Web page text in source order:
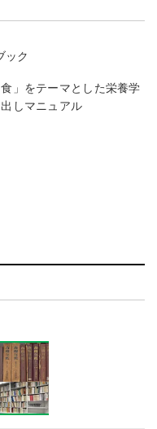
ック
」をテーマとした栄養学
しマニュアル